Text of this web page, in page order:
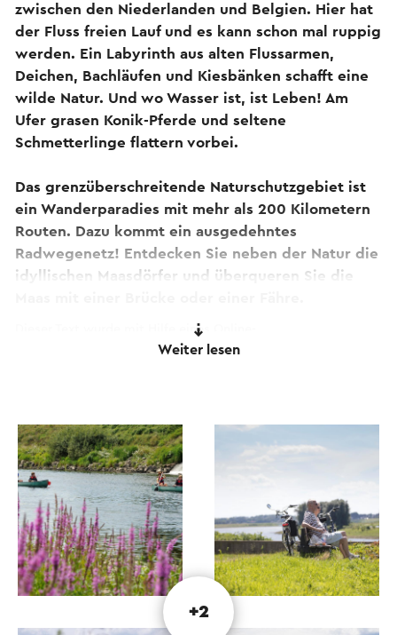
zwischen den Niederlanden und Belgien. Hier hat
der Fluss freien Lauf und es kann schon mal ruppig
werden. Ein Labyrinth aus alten Flussarmen,
Deichen, Bachläufen und Kiesbänken schafft eine
wilde Natur. Und wo Wasser ist, ist Leben! Am
Ufer grasen Konik-Pferde und seltene
Schmetterlinge flattern vorbei.
Das grenzüberschreitende Naturschutzgebiet ist
ein Wanderparadies mit mehr als 200 Kilometern
Routen. Dazu kommt ein ausgedehntes
Radwegenetz! Entdecken Sie neben der Natur die
idyllischen Maasdörfer und überqueren Sie die
Dieser Text wurde mit Hilfe eines Online-
Übersetzungsdienstes automatisch übersetzt.
Weiter lesen
+2